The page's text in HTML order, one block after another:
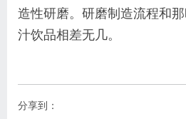
造性研磨。研磨制造流程和
汁饮品相差无几。
分享到：